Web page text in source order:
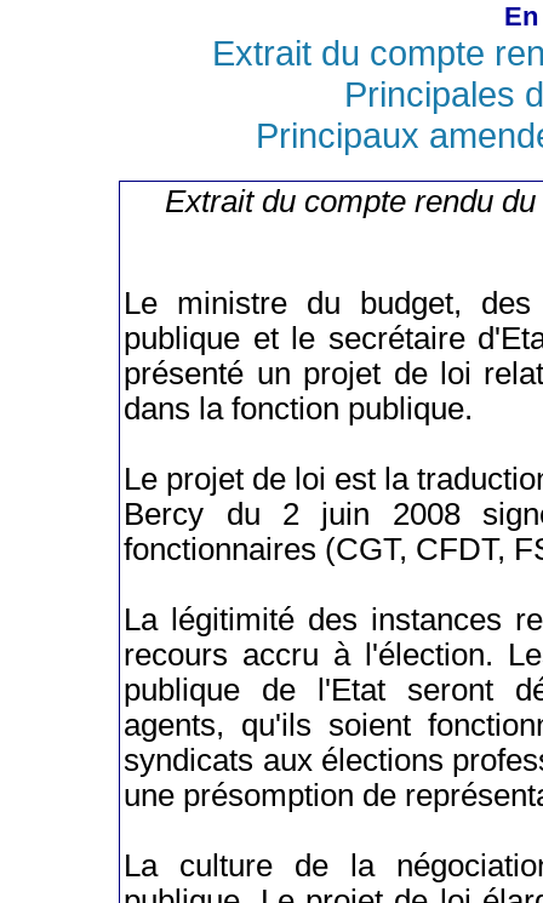
Extrait du compte
Principales
Principaux
Extrait du compte rendu
Le ministre du budget,
publique et le secrétaire
présenté un projet de loi
dans la fonction publique.
Le projet de loi est la
Bercy du 2 juin 2008
fonctionnaires (CGT, CFDT,
La légitimité des instances
recours accru à l'élection.
publique de l'Etat seront
agents, qu'ils soient
syndicats aux élections
une présomption de
La culture de la